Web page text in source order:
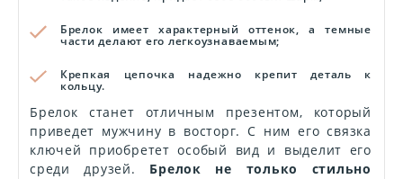
Брелок имеет характерный оттенок, а темные
части делают его легкоузнаваемым;
Крепкая цепочка надежно крепит деталь к
кольцу.
Брелок станет отличным презентом, который
приведет мужчину в восторг. С ним его связка
ключей приобретет особый вид и выделит его
среди друзей. Брелок не только стильно